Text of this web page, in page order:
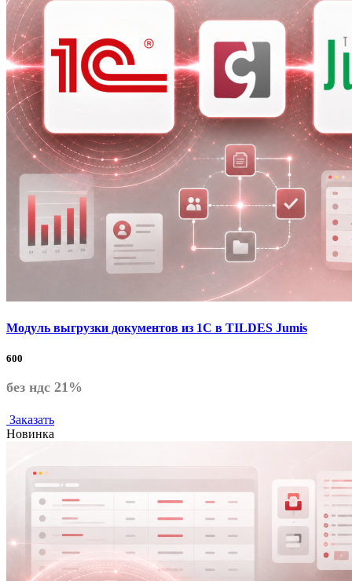
Модуль выгрузки документов из 1С в TILDES Jumis
600
без ндс 21%
Заказать
Новинка